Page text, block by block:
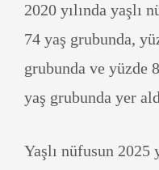
2020 yılında yaşlı
74 yaş grubunda,
grubunda ve yüzde
yaş grubunda yer
Yaşlı nüfusun 2025